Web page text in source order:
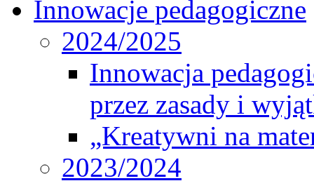
Innowacje pedagogiczne
2024/2025
Innowacja
przez zasady i
„Kreatywni na
2023/2024